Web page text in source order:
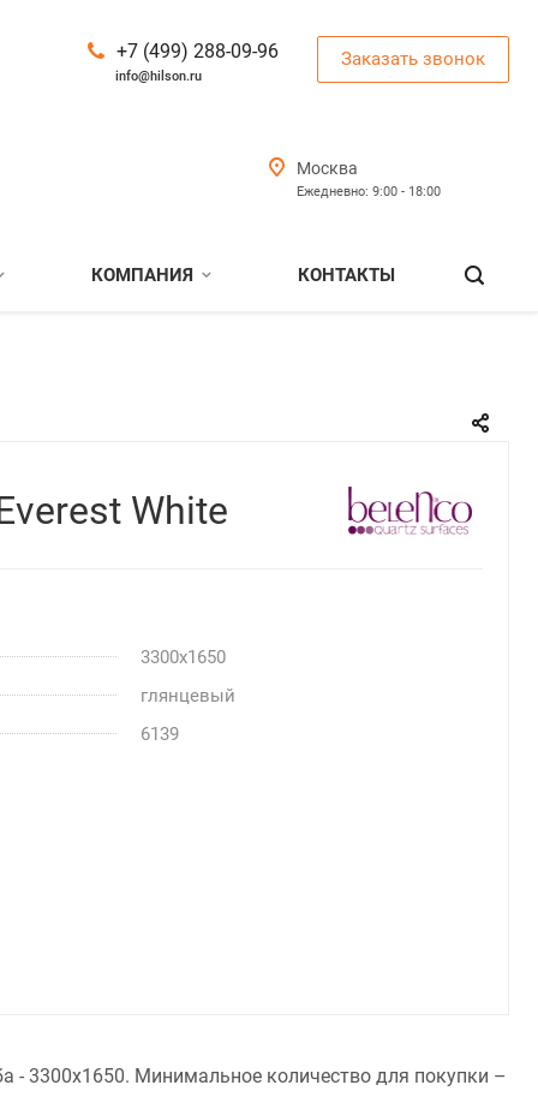
+7 (499) 288-09-96
info@hilson.ru
Заказать звонок
Москва
Ежедневно: 9:00 - 18:00
КОМПАНИЯ КОНТАКТЫ
White
3300x1650
глянцевый
6139
- 3300x1650. Минимальное количество для покупки –